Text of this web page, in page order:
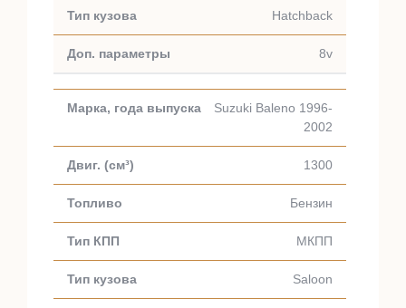
Hatchback
8v
Suzuki Baleno 1996-
2002
1300
Бензин
МКПП
Saloon